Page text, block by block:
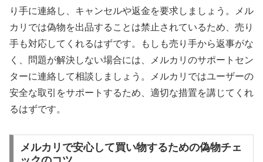
り手に連絡し、キャンセルや返金を要求しましょう。メル
カリでは偽物を出品することは禁止されているため、売り
手も対応してくれるはずです。もしも売り手から返事がな
く、問題が解決しない場合には、メルカリのサポートセン
ターに連絡して相談しましょう。メルカリではユーザーの
安全な取引をサポートするため、適切な措置を講じてくれ
るはずです。
メルカリで安心して買い物するための偽物チェ